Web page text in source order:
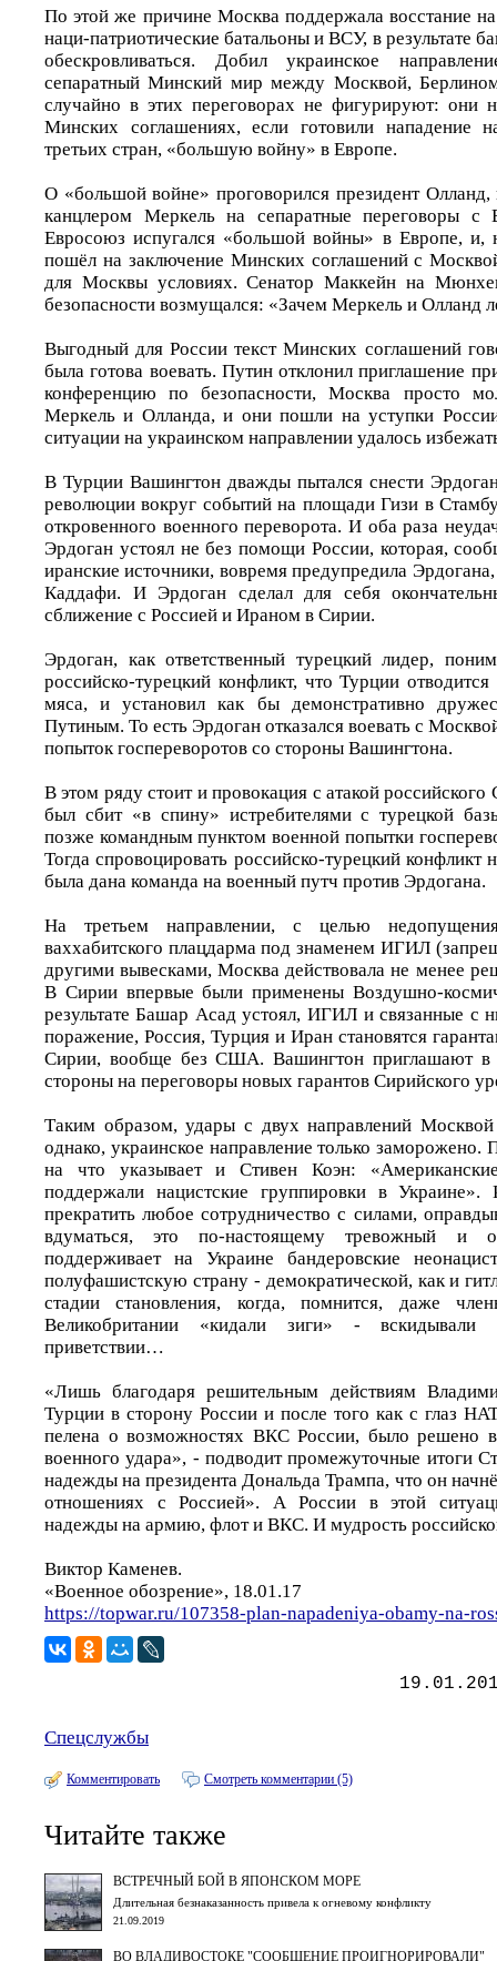
По этой же причине Москва поддержала восстание
наци-патриотические батальоны и ВСУ, в результате
обескровливаться. Добил украинское
сепаратный Минский мир между Москвой,
случайно в этих переговорах не фигурируют: они
Минских соглашениях, если готовили
третьих стран, «большую войну» в Европе.
О «большой войне» проговорился президент Олланд,
канцлером Меркель на сепаратные переговоры
Евросоюз испугался «большой войны» в Европе, и,
пошёл на заключение Минских соглашений с
для Москвы условиях. Сенатор Маккейн на
безопасности возмущался: «Зачем Меркель и Олланд
Выгодный для России текст Минских соглашений
была готова воевать. Путин отклонил приглашение
конференцию по безопасности, Москва просто
Меркель и Олланда, и они пошли на уступки
ситуации на украинском направлении удалось
В Турции Вашингтон дважды пытался снести
революции вокруг событий на площади Гизи в
откровенного военного переворота. И оба раза
Эрдоган устоял не без помощи России, которая,
иранские источники, вовремя предупредила
Каддафи. И Эрдоган сделал для себя
сближение с Россией и Ираном в Сирии.
Эрдоган, как ответственный турецкий лидер,
российско-турецкий конфликт, что Турции
мяса, и установил как бы демонстративно
Путиным. То есть Эрдоган отказался воевать с
попыток госпереворотов со стороны Вашингтона.
В этом ряду стоит и провокация с атакой
был сбит «в спину» истребителями с турецкой
позже командным пунктом военной попытки
Тогда спровоцировать российско-турецкий конфликт
была дана команда на военный путч против Эрдогана.
На третьем направлении, с целью
ваххабитского плацдарма под знаменем ИГИЛ
другими вывесками, Москва действовала не менее
В Сирии впервые были применены Воздушно-
результате Башар Асад устоял, ИГИЛ и связанные с
поражение, Россия, Турция и Иран становятся
Сирии, вообще без США. Вашингтон приглашают в
стороны на переговоры новых гарантов Сирийского
Таким образом, удары с двух направлений
однако, украинское направление только
на что указывает и Стивен Коэн:
поддержали нацистские группировки в Украине».
прекратить любое сотрудничество с силами,
вдуматься, это по-настоящему тревожный и
поддерживает на Украине бандеровские
полуфашистскую страну - демократической, как и
стадии становления, когда, помнится, даже
Великобритании «кидали зиги» -
приветствии…
«Лишь благодаря решительным действиям
Турции в сторону России и после того как с глаз
пелена о возможностях ВКС России, было решено
военного удара», - подводит промежуточные итоги
надежды на президента Дональда Трампа, что он
отношениях с Россией». А России в этой
надежды на армию, флот и ВКС. И мудрость
Виктор Каменев.
«Военное обозрение», 18.01.17
https://topwar.ru/107358-plan-napadeniya-obamy-na-
Спецслужбы
Комментировать Смотреть комментарии (5)
Читайте также
ВСТРЕЧНЫЙ БОЙ В ЯПОНСКОМ МОРЕ
Длительная безнаказанность привела к огневому конфликту
21.09.2019
ВО ВЛАДИВОСТОКЕ "СООБЩЕНИЕ ПРОИГНОРИРОВАЛИ"